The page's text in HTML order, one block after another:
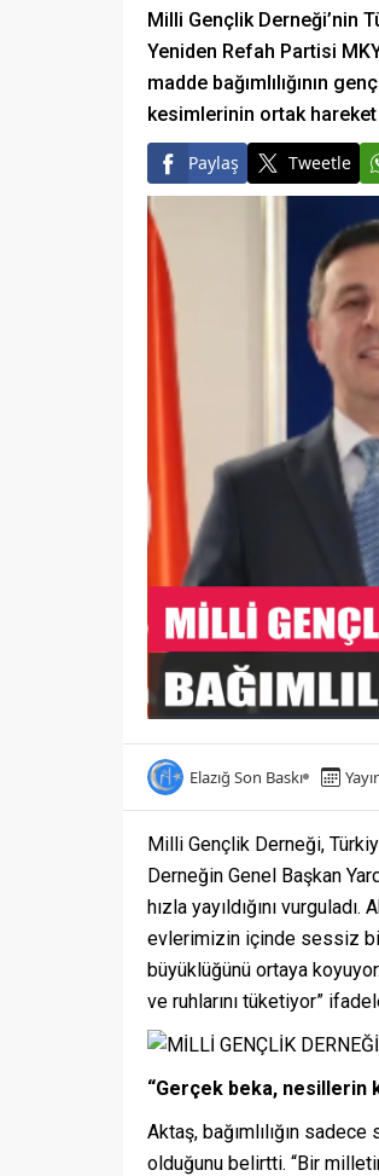
Milli Gençlik Derneği’nin
Yeniden Refah Partisi
madde bağımlılığının
kesimlerinin ortak
Paylaş Tweetle
Elazığ Son Baskı
Milli Gençlik Derneği,
Derneğin Genel Başkan
hızla yayıldığını
evlerimizin içinde sessiz bir
büyüklüğünü ortaya
ve ruhlarını tüketiyor”
“Gerçek beka, nesillerin
Aktaş, bağımlılığın
olduğunu belirtti. “Bir